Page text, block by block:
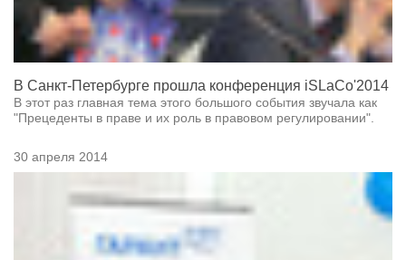
В Санкт-Петербурге прошла конференция iSLaCo'2014
В этот раз главная тема этого большого события звучала как
"Прецеденты в праве и их роль в правовом регулировании".
30 апреля 2014